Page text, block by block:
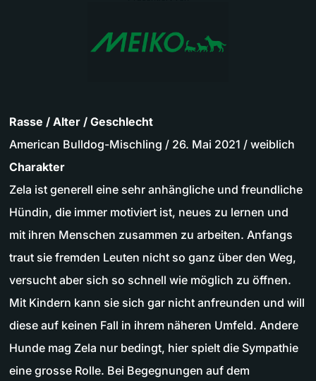
Rasse / Alter / Geschlecht
American Bulldog-Mischling / 26. Mai 2021 / weiblich
Charakter
Zela ist generell eine sehr anhängliche und freundliche
Hündin, die immer motiviert ist, neues zu lernen und
mit ihren Menschen zusammen zu arbeiten. Anfangs
traut sie fremden Leuten nicht so ganz über den Weg,
versucht aber sich so schnell wie möglich zu öffnen.
Mit Kindern kann sie sich gar nicht anfreunden und will
diese auf keinen Fall in ihrem näheren Umfeld. Andere
Hunde mag Zela nur bedingt, hier spielt die Sympathie
eine grosse Rolle. Bei Begegnungen auf dem